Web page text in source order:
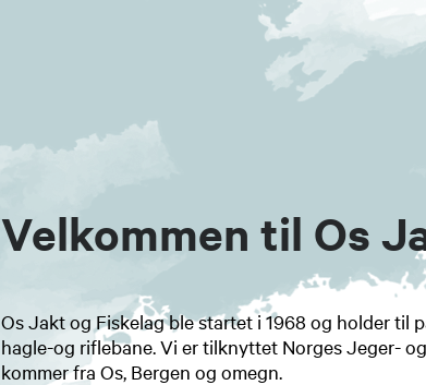
Velkommen til Os
Os Jakt og Fiskelag ble startet i 1968 og holder til
hagle-og riflebane. Vi er tilknyttet Norges Jeger-
kommer fra Os, Bergen og omegn.